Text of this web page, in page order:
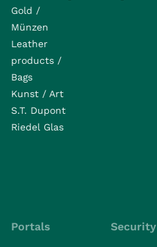
Gold /
Münzen
Leather
products /
Bags
Kunst / Art
S.T. Dupont
Riedel Glas
Portals Security